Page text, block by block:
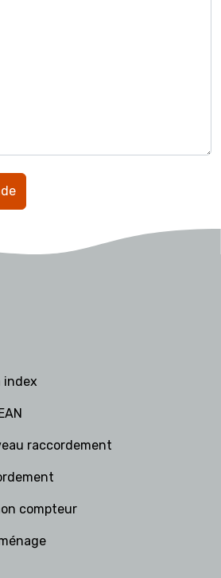
index
raccordement
compteur